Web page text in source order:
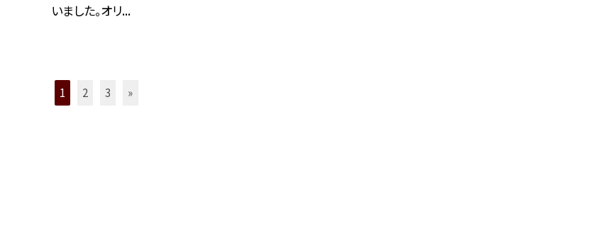
いました。オリ...
1 2 3 »